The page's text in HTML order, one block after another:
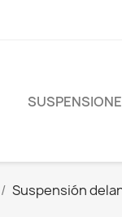
Suspensión